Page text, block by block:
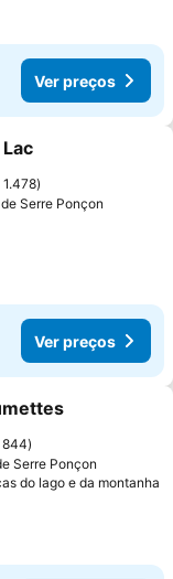
Ver preços
favoritos
1.478
Serre Ponçon
Ver preços
favoritos
844
Serre Ponçon
do lago e da montanha